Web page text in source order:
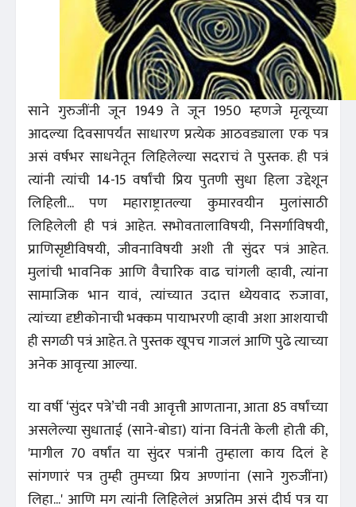
साने गुरुजींनी जून 1949 ते जून 1950 म्हणजे मृत्यूच्या
आदल्या दिवसापर्यंत साधारण प्रत्येक आठवड्याला एक पत्र
असं वर्षभर साधनेतून लिहिलेल्या सदराचं ते पुस्तक. ही पत्रं
त्यांनी त्यांची 14-15 वर्षांची प्रिय पुतणी सुधा हिला उद्देशून
लिहिली... पण महाराष्ट्रातल्या कुमारवयीन मुलांसाठी
लिहिलेली ही पत्रं आहेत. सभोवतालाविषयी, निसर्गाविषयी,
प्राणिसृष्टीविषयी, जीवनाविषयी अशी ती सुंदर पत्रं आहेत.
मुलांची भावनिक आणि वैचारिक वाढ चांगली व्हावी, त्यांना
सामाजिक भान यावं, त्यांच्यात उदात्त ध्येयवाद रुजावा,
त्यांच्या दृष्टीकोनाची भक्कम पायाभरणी व्हावी अशा आशयाची
ही सगळी पत्रं आहेत. ते पुस्तक खूपच गाजलं आणि पुढे त्याच्या
अनेक आवृत्त्या आल्या.
या वर्षी ‘सुंदर पत्रे’ची नवी आवृत्ती आणताना, आता 85 वर्षांच्या
असलेल्या सुधाताई (साने-बोडा) यांना विनंती केली होती की,
'मागील 70 वर्षांत या सुंदर पत्रांनी तुम्हाला काय दिलं हे
सांगणारं पत्र तुम्ही तुमच्या प्रिय अण्णांना (साने गुरुजींना)
लिहा...' आणि मग त्यांनी लिहिलेलं अप्रतिम असं दीर्घ पत्र या